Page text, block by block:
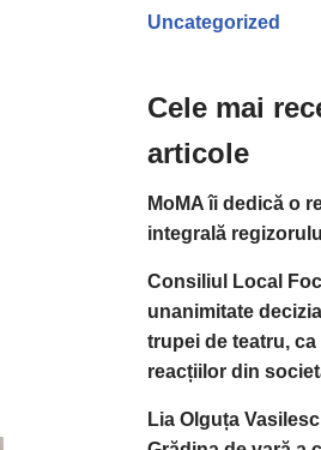
Uncategorized
Cele mai
articole
MoMA îi dedică o
integrală
Consiliul Local
unanimitate
trupei de teatru, ca
reacțiilor din
Lia Olguța